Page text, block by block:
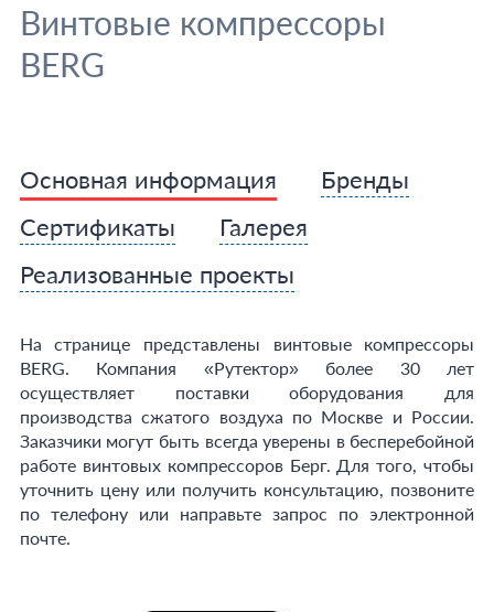
Винтовые компрессоры
BERG
Основная информация
Бренды
Сертификаты
Галерея
Реализованные проекты
На странице представлены винтовые компрессоры
BERG. Компания «Рутектор» более 30 лет
осуществляет поставки оборудования для
производства сжатого воздуха по Москве и России.
Заказчики могут быть всегда уверены в бесперебойной
работе винтовых компрессоров Берг. Для того, чтобы
уточнить цену или получить консультацию, позвоните
по телефону или направьте запрос по электронной
почте.